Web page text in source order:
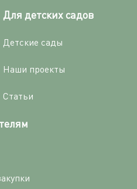
Для детских садов
Детские сады
Наши проекты
Статьи